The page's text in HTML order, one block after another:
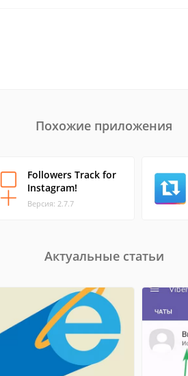
Похожие приложения
Followers Track for
Instagram!
Версия: 2.7.7
Актуальные статьи